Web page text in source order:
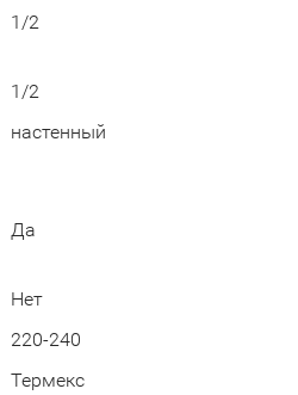
1/2
1/2
настенный
Да
Нет
220-240
Термекс